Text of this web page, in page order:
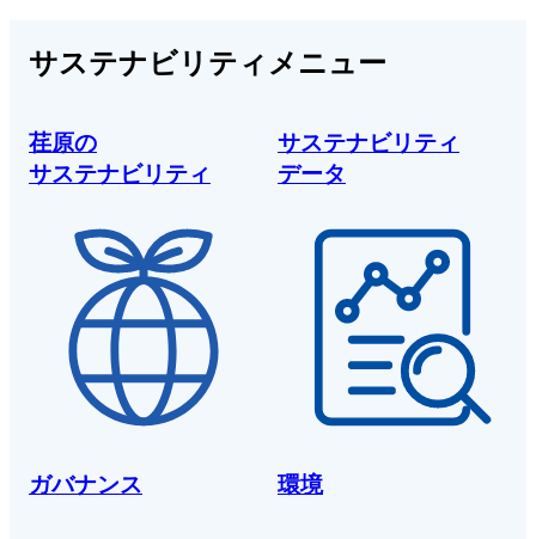
サステナビリティメニュー
荏原の
サステナビリティ
サステナビリティ
データ
ガバナンス 環境